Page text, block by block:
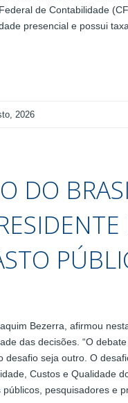
de Contabilidade
presencial e possui
2026
DO
Bezerra, afirmou
das decisões. “O
desafio seja outro. O
Custos e Qualidade
pesquisadores e